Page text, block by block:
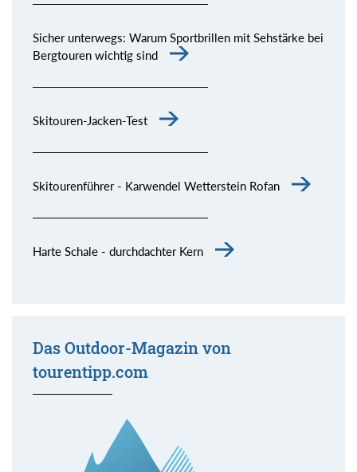
Sicher unterwegs: Warum Sportbrillen mit Sehstärke bei
Bergtouren wichtig sind
Skitouren-Jacken-Test
Skitourenführer - Karwendel Wetterstein Rofan
Harte Schale - durchdachter Kern
Das Outdoor-Magazin von
tourentipp.com